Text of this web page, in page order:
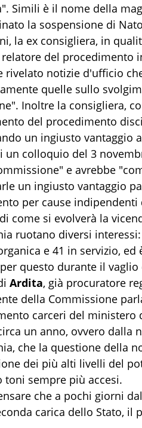
Simili è il nome della
la sospensione di
la ex consigliera, in
del procedimento
rivelato notizie d'ufficio
quelle sullo
Inoltre la consigliera,
del procedimento
un ingiusto vantaggio
un colloquio del 3
e avrebbe
un ingiusto vantaggio
per cause indipendenti
come si evolverà la
ruotano diversi
e 41 in servizio,
questo durante il
Ardita, già procuratore
della Commissione
carceri del ministero
un anno, ovvero dalla
che la questione della
dei più alti livelli del
toni sempre più accesi.
che a pochi giorni
carica dello Stato, il